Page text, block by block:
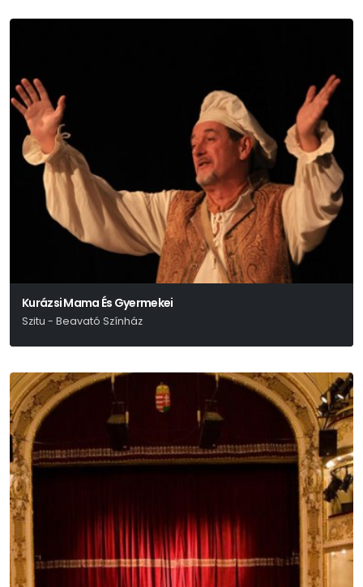
Kurázsi Mama És Gyermekei
Szitu - Beavató Színház